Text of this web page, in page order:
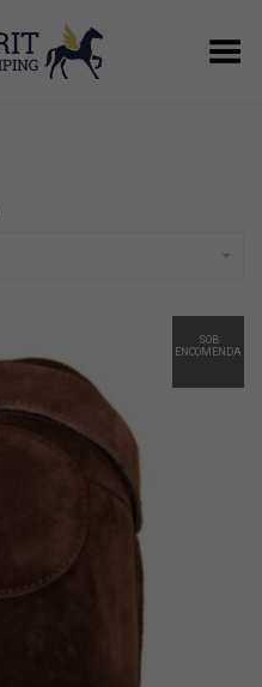
Alternar Menu
SOB
ENCOMENDA